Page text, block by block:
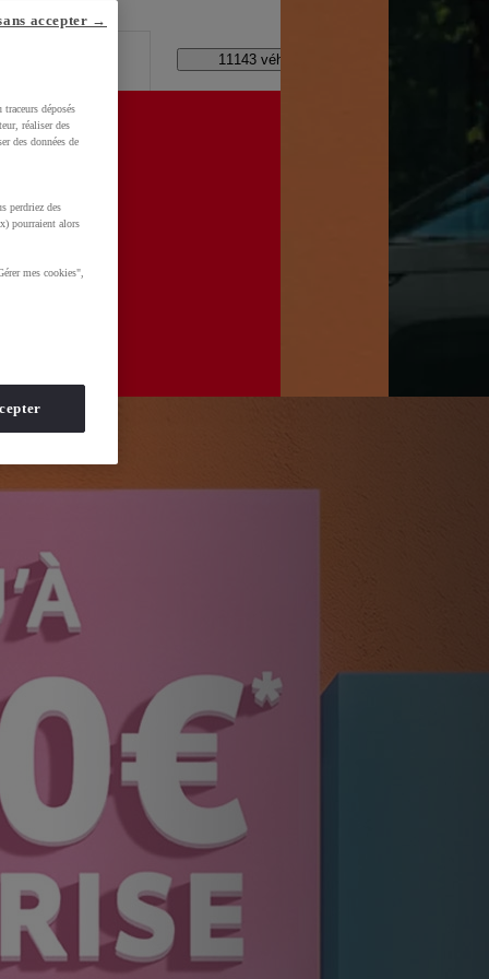
?
11143 véhicules disponibles
aVDI8UPDjklX-0hMNvj6Hr03teIhoCskwQAvD_BwE&gbraid=0AAAAADMU_rPROFq2-
déposés
réaliser des
des données de
perdriez des
pourraient alors
mes cookies",
accepter →